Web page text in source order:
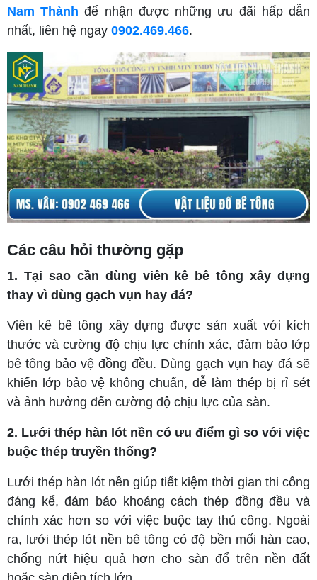
Nam Thành để nhận được những ưu đãi hấp dẫn
nhất, liên hệ ngay 0902.469.466.
Các câu hỏi thường gặp
1. Tại sao cần dùng viên kê bê tông xây dựng
thay vì dùng gạch vụn hay đá?
Viên kê bê tông xây dựng được sản xuất với kích
thước và cường độ chịu lực chính xác, đảm bảo lớp
bê tông bảo vệ đồng đều. Dùng gạch vụn hay đá sẽ
khiến lớp bảo vệ không chuẩn, dễ làm thép bị rỉ sét
và ảnh hưởng đến cường độ chịu lực của sàn.
2. Lưới thép hàn lót nền có ưu điểm gì so với việc
buộc thép truyền thống?
Lưới thép hàn lót nền giúp tiết kiệm thời gian thi công
đáng kể, đảm bảo khoảng cách thép đồng đều và
chính xác hơn so với việc buộc tay thủ công. Ngoài
ra, lưới thép lót nền bê tông có độ bền mối hàn cao,
chống nứt hiệu quả hơn cho sàn đổ trên nền đất